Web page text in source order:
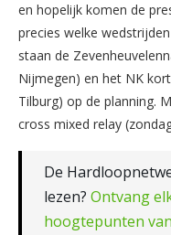
en hopelijk komen de
precies welke
staan de
Nijmegen) en het NK
Tilburg) op de planning.
cross mixed relay
De
lezen? Ontvang
hoogtepunten